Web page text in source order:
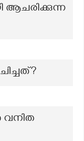
ആചരിക്കുന്ന
വനിത